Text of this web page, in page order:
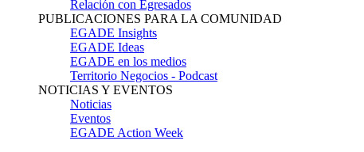
Relación con Egresados
PUBLICACIONES PARA LA COMUNIDAD
EGADE Insights
EGADE Ideas
EGADE en los medios
Territorio Negocios - Podcast
NOTICIAS Y EVENTOS
Noticias
Eventos
EGADE Action Week